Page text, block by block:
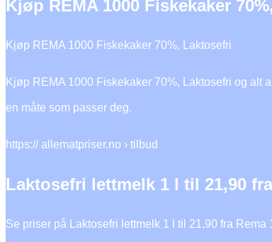
Kjøp REMA 1000 Fiskekaker
Kjøp REMA 1000 Fiskekaker 70%, Laktosefri
Kjøp REMA 1000 Fiskekaker 70%, Laktosefri og alt
en måte som passer deg.
https:// allematpriser.no › tilbud
Laktosefri lettmelk 1 l til 21,90
Se priser på Laktosefri lettmelk 1 l til 21,90 fra